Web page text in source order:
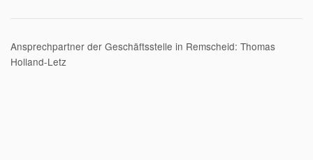
Ansprechpartner der Geschäftsstelle in Remscheid: Thomas
Holland-Letz